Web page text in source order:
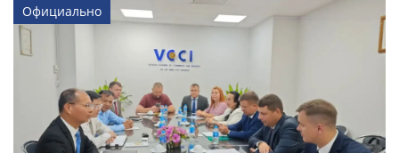
Официально